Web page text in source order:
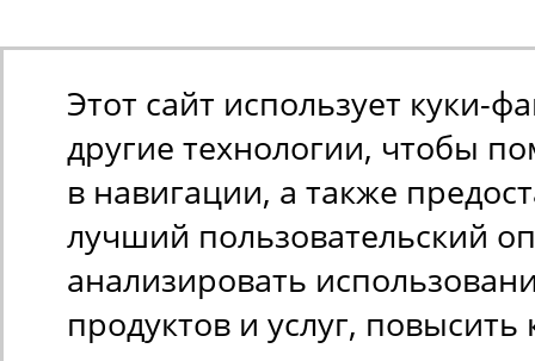
Этот сайт использует куки-
другие технологии, чтобы
в навигации, а также
лучший пользовательский
анализировать
продуктов и услуг, повысить